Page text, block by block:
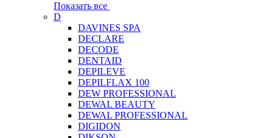
Показать все
D
DAVINES SPA
DECLARE
DECODE
DENTAID
DEPILEVE
DEPILFLAX 100
DEW PROFESSIONAL
DEWAL BEAUTY
DEWAL PROFESSIONAL
DIGIDON